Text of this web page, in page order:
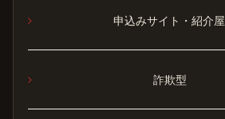
申込みサイト・紹介屋
詐欺型